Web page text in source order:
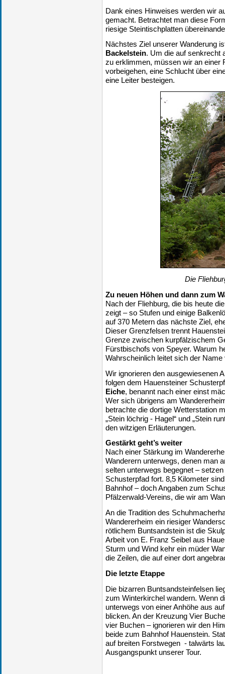
Dank eines Hinweises werden wir
gemacht. Betrachtet man diese
riesige Steintischplatten
Nächstes Ziel unserer Wanderung
Backelstein. Um die auf senkrecht
zu erklimmen, müssen wir an einer
vorbeigehen, eine Schlucht über
eine Leiter besteigen.
Die
Zu neuen Höhen und dann zum
Nach der Fliehburg, die bis heute
zeigt – so Stufen und einige
auf 370 Metern das nächste Ziel,
Dieser Grenzfelsen trennt
Grenze zwischen kurpfälzischem
Fürstbischofs von Speyer. Warum
Wahrscheinlich leitet sich der Name
Wir ignorieren den ausgewiesenen
folgen dem Hauensteiner
Eiche, benannt nach einer einst
Wer sich übrigens am
betrachte die dortige Wetterstation
„Stein löchrig - Hagel“ und „Stein
den witzigen Erläuterungen.
Gestärkt geht’s weiter
Nach einer Stärkung im
Wanderern unterwegs, denen man
selten unterwegs begegnet –
Schusterpfad fort. 8,5 Kilometer
Bahnhof – doch Angaben zum
Pfälzerwald-Vereins, die wir am
An die Tradition des
Wandererheim ein riesiger
rötlichem Buntsandstein ist die
Arbeit von E. Franz Seibel aus
Sturm und Wind kehr ein müder
die Zeilen, die auf einer dort
Die letzte Etappe
Die bizarren Buntsandsteinfelsen
zum Winterkirchel wandern. Wenn
unterwegs von einer Anhöhe aus
blicken. An der Kreuzung Vier
vier Buchen – ignorieren wir den
beide zum Bahnhof Hauenstein.
auf breiten Forstwegen - talwärts
Ausgangspunkt unserer Tour.